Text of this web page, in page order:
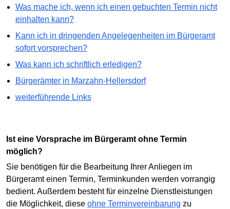
Was mache ich, wenn ich einen gebuchten Termin nicht
einhalten kann?
Kann ich in dringenden Angelegenheiten im Bürgeramt
sofort vorsprechen?
Was kann ich schriftlich erledigen?
Bürgerämter in Marzahn-Hellersdorf
weiterführende Links
möglich?
Sie benötigen für die Bearbeitung Ihrer Anliegen im
Bürgeramt einen Termin, Terminkunden werden vorrangig
bedient. Außerdem besteht für einzelne Dienstleistungen
die Möglichkeit, diese ohne Terminvereinbarung zu